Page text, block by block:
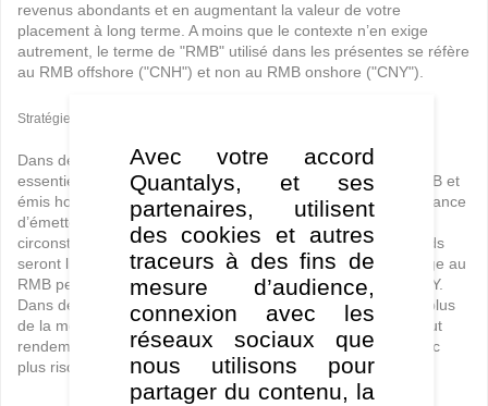
revenus abondants et en augmentant la valeur de votre
placement à long terme. A moins que le contexte n’en exige
autrement, le terme de "RMB" utilisé dans les présentes se réfère
au RMB offshore ("CNH") et non au RMB onshore ("CNY").
Stratégie de gestion
Dans des circonstances normales, le Fonds investit
essentiellement dans (i) des titres de créance libellés en RMB et
émis hors de Chine continentale et (ii) dans des titres de créance
d’émetteurs asiatiques non libellés en RMB. Dans des
circonstances normales, au moins 80% de l'actif net du Fonds
seront libellés en ou exposés au RMB. L’exposition de change au
RMB peut être obtenue par l’intermédiaire du CNH et du CNY.
Dans des circonstances normales, le Fonds n’investira pas plus
de la moitié de son actif net dans des titres de créance à haut
rendement, à note inférieure (non Investment Grade) et donc
plus risqués.
Avec votre accord
Quantalys, et ses
partenaires, utilisent
des cookies et autres
traceurs à des fins de
mesure d’audience,
connexion avec les
réseaux sociaux que
nous utilisons pour
partager du contenu, la